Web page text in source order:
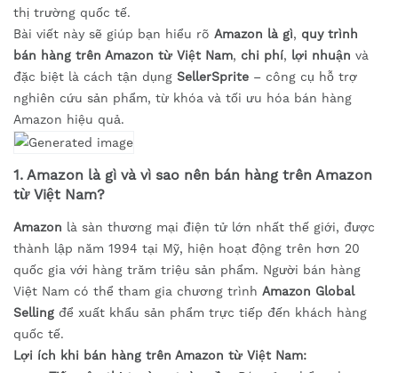
thị trường quốc tế.
Bài viết này sẽ giúp bạn hiểu rõ Amazon là gì, quy trình
bán hàng trên Amazon từ Việt Nam, chi phí, lợi nhuận và
đặc biệt là cách tận dụng SellerSprite – công cụ hỗ trợ
nghiên cứu sản phẩm, từ khóa và tối ưu hóa bán hàng
Amazon hiệu quả.
1. Amazon là gì và vì sao nên bán hàng trên Amazon
từ Việt Nam?
Amazon là sàn thương mại điện tử lớn nhất thế giới, được
thành lập năm 1994 tại Mỹ, hiện hoạt động trên hơn 20
quốc gia với hàng trăm triệu sản phẩm. Người bán hàng
Việt Nam có thể tham gia chương trình Amazon Global
Selling để xuất khẩu sản phẩm trực tiếp đến khách hàng
quốc tế.
Lợi ích khi bán hàng trên Amazon từ Việt Nam: